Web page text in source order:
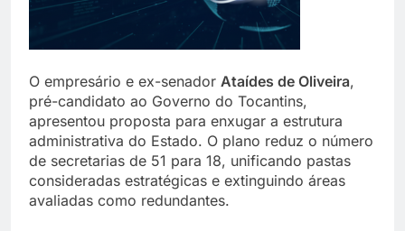
O empresário e ex-senador Ataídes de Oliveira,
pré-candidato ao Governo do Tocantins,
apresentou proposta para enxugar a estrutura
administrativa do Estado. O plano reduz o número
de secretarias de 51 para 18, unificando pastas
consideradas estratégicas e extinguindo áreas
avaliadas como redundantes.